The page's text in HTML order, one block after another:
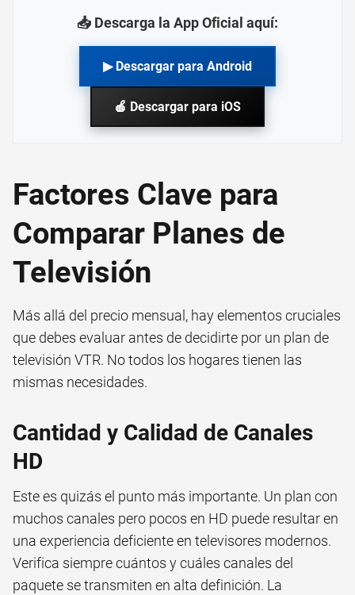
📥 Descarga la App Oficial aquí:
▶ Descargar para Android
🍎 Descargar para iOS
Factores Clave para
Comparar Planes de
Televisión
Más allá del precio mensual, hay elementos cruciales
que debes evaluar antes de decidirte por un plan de
televisión VTR. No todos los hogares tienen las
mismas necesidades.
Cantidad y Calidad de Canales
HD
Este es quizás el punto más importante. Un plan con
muchos canales pero pocos en HD puede resultar en
una experiencia deficiente en televisores modernos.
Verifica siempre cuántos y cuáles canales del
paquete se transmiten en alta definición. La